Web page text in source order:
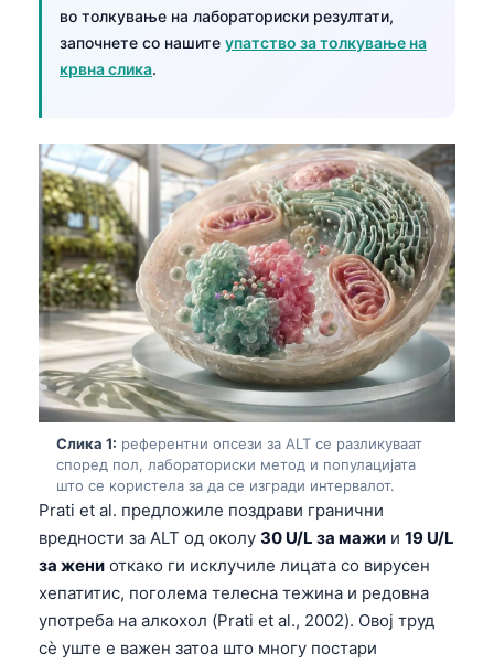
во толкување на лабораториски резултати,
започнете со нашите упатство за толкување на
крвна слика.
Слика 1: референтни опсези за ALT се разликуваат
според пол, лабораториски метод и популацијата
што се користела за да се изгради интервалот.
Prati et al. предложиле поздрави гранични
вредности за ALT од околу 30 U/L за мажи и 19 U/L
за жени откако ги исклучиле лицата со вирусен
хепатитис, поголема телесна тежина и редовна
употреба на алкохол (Prati et al., 2002). Овој труд
сè уште е важен затоа што многу постари